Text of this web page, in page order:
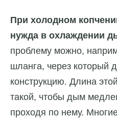
При холодном
нужда в охлаждении
проблему можно,
шланга, через который
конструкцию. Длина
такой, чтобы дым
проходя по нему.